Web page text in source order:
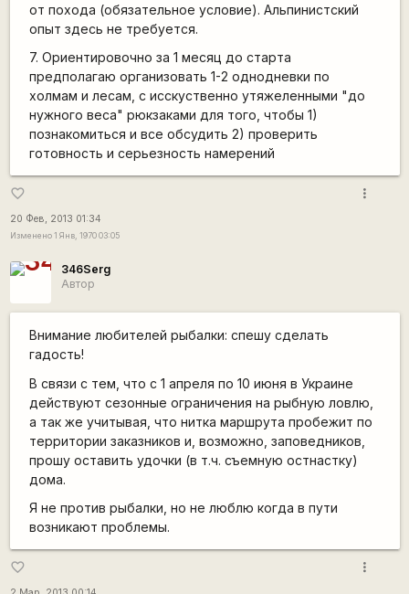
от похода (обязательное условие). Альпинистский
опыт здесь не требуется.
7. Ориентировочно за 1 месяц до старта
предполагаю организовать 1-2 однодневки по
холмам и лесам, с исскуственно утяжеленными "до
нужного веса" рюкзаками для того, чтобы 1)
познакомиться и все обсудить 2) проверить
готовность и серьезность намерений
favorite_border
20 Фев, 2013 01:34
Изменено 1 Янв, 1970 03:05
more_vert
346Serg
Автор
Внимание любителей рыбалки: спешу сделать
гадость!
В связи с тем, что с 1 апреля по 10 июня в Украине
действуют сезонные ограничения на рыбную ловлю,
а так же учитывая, что нитка маршрута пробежит по
территории заказников и, возможно, заповедников,
прошу оставить удочки (в т.ч. съемную остнастку)
дома.
Я не против рыбалки, но не люблю когда в пути
возникают проблемы.
favorite_border more_vert